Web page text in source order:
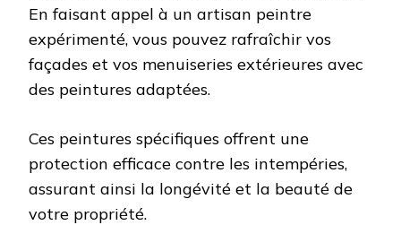
En faisant appel à un artisan peintre
expérimenté, vous pouvez rafraîchir vos
façades et vos menuiseries extérieures avec
des peintures adaptées.
Ces peintures spécifiques offrent une
protection efficace contre les intempéries,
assurant ainsi la longévité et la beauté de
votre propriété.